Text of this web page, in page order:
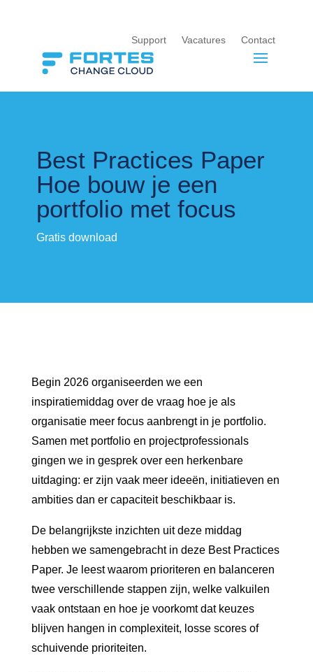
Support Vacatures Contact
Best Practices Paper
Hoe bouw je een
portfolio met focus
Gratis download
Begin 2026 organiseerden we een
inspiratiemiddag over de vraag hoe je als
organisatie meer focus aanbrengt in je portfolio.
Samen met portfolio en projectprofessionals
gingen we in gesprek over een herkenbare
uitdaging: er zijn vaak meer ideeën, initiatieven en
ambities dan er capaciteit beschikbaar is.
De belangrijkste inzichten uit deze middag
hebben we samengebracht in deze Best Practices
Paper. Je leest waarom prioriteren en balanceren
twee verschillende stappen zijn, welke valkuilen
vaak ontstaan en hoe je voorkomt dat keuzes
blijven hangen in complexiteit, losse scores of
schuivende prioriteiten.